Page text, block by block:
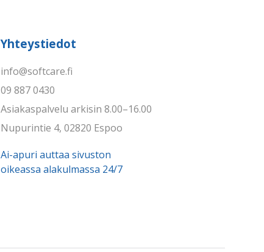
Yhteystiedot
info@softcare.fi
09 887 0430
Asiakaspalvelu arkisin 8.00–16.00
Nupurintie 4, 02820 Espoo
Ai-apuri auttaa sivuston
oikeassa alakulmassa 24/7